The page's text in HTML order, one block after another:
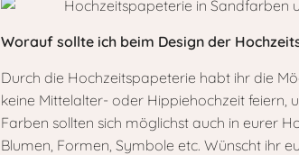
Worauf sollte ich beim Design der
Durch die Hochzeitspapeterie habt ihr die
keine Mittelalter- oder Hippiehochzeit feiern,
Farben sollten sich möglichst auch in eurer
Blumen, Formen, Symbole etc. Wünscht ihr